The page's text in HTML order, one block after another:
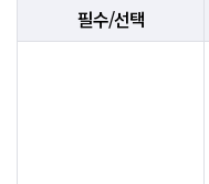
필수/선택